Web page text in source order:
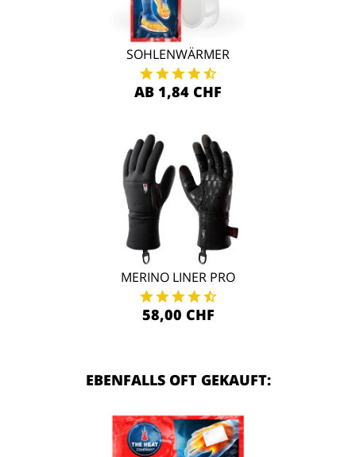
SOHLENWÄRMER
AB 1,84 CHF
MERINO LINER PRO
58,00 CHF
EBENFALLS OFT GEKAUFT: